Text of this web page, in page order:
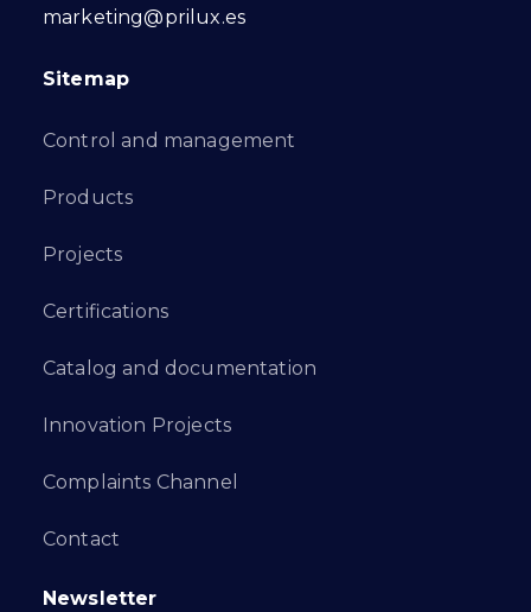
marketing@prilux.es
Sitemap
Control and management
Products
Projects
Certifications
Catalog and documentation
Innovation Projects
Complaints Channel
Contact
Newsletter